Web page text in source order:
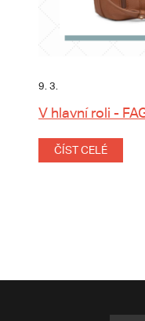
9. 3.
V hlavní roli -
ČÍST CELÉ